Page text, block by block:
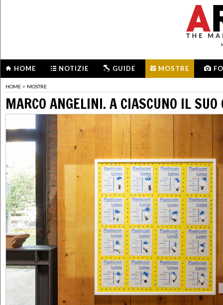
HOME NOTIZIE GUIDE MOSTRE
HOME > MOSTRE
MARCO ANGELINI. A CIASCUNO IL SUO